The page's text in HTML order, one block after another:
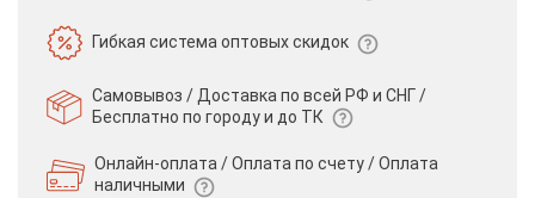
Гибкая системаоптовых скидок
Самовывоз / Доставка по всей РФ и СНГ /
Бесплатно по городу и до ТК
Онлайн-оплата / Оплата по счету /Оплата
наличными